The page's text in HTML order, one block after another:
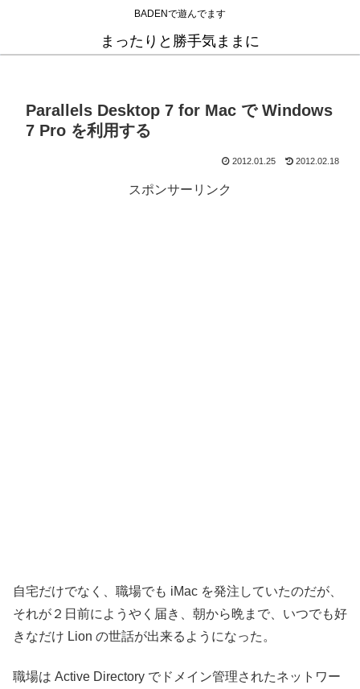
BADENで遊んでます
まったりと勝手気ままに
Parallels Desktop 7 for Mac で Windows
7 Pro を利用する
2012.01.25 2012.02.18
スポンサーリンク
自宅だけでなく、職場でも iMac を発注していたのだが、
それが２日前にようやく届き、朝から晩まで、いつでも好
きなだけ Lion の世話が出来るようになった。
職場は Active Directory でドメイン管理されたネットワー